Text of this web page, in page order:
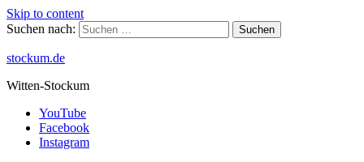
Skip to content
Suchen nach:
stockum.de
Witten-Stockum
YouTube
Facebook
Instagram